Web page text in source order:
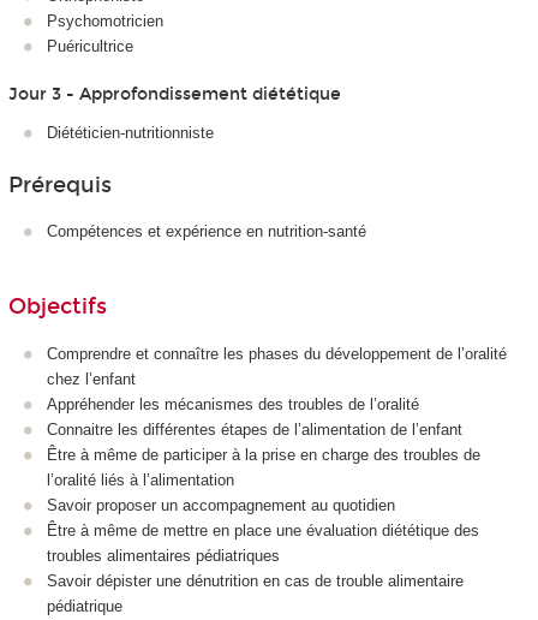
Psychomotricien
Puéricultrice
Jour 3 - Approfondissement diététique
Diététicien-nutritionniste
Prérequis
Compétences et expérience en nutrition-santé
Objectifs
Comprendre et connaître les phases du développement de l’oralité
chez l’enfant
Appréhender les mécanismes des troubles de l’oralité
Connaitre les différentes étapes de l’alimentation de l’enfant
Être à même de participer à la prise en charge des troubles de
l’oralité liés à l’alimentation
Savoir proposer un accompagnement au quotidien
Être à même de mettre en place une évaluation diététique des
troubles alimentaires pédiatriques
Savoir dépister une dénutrition en cas de trouble alimentaire
pédiatrique